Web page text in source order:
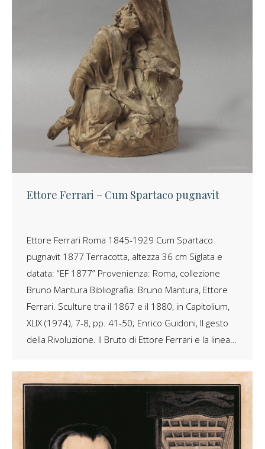
Ettore Ferrari – Cum Spartaco pugnavit
Ettore Ferrari Roma 1845-1929 Cum Spartaco
pugnavit 1877 Terracotta, altezza 36 cm Siglata e
datata: “EF 1877” Provenienza: Roma, collezione
Bruno Mantura Bibliografia: Bruno Mantura, Ettore
Ferrari. Sculture tra il 1867 e il 1880, in Capitolium,
XLIX (1974), 7-8, pp. 41-50; Enrico Guidoni, Il gesto
della Rivoluzione. Il Bruto di Ettore Ferrari e la linea…